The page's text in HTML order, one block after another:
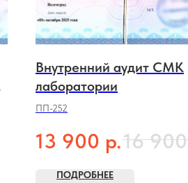
Внутренний аудит СМК
лаборатории
ПП-252
13 900 р.16 900
ПОДРОБНЕЕ